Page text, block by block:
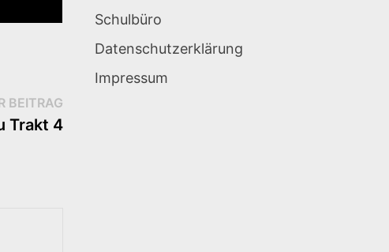
BEITRAGNächster
Beitrag:
Trakt 4
Schulbüro
Datenschutzerklärung
Impressum